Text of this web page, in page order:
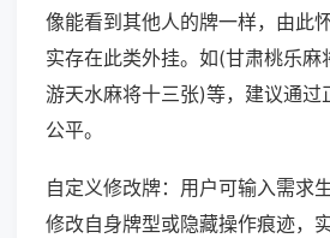
像能看到其他人的牌一样，由此
实存在此类外挂。如(甘肃桃乐麻
游天水麻将十三张)等，建议通过
公平。
自定义修改牌：用户可输入需求
修改自身牌型或隐藏操作痕迹，